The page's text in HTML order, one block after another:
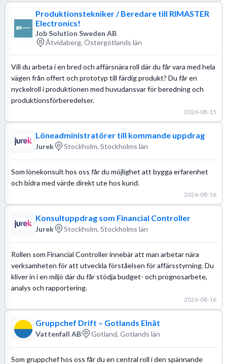
Produktionstekniker / Beredare till RIMASTER
Electronics!
Job Solution Sweden AB
Åtvidaberg, Östergötlands län
Vill du arbeta i en bred och affärsnära roll där du får vara med hela
vägen från offert och prototyp till färdig produkt? Du får en
nyckelroll i produktionen med huvudansvar för beredning och
produktionsförberedelser.
2026-08-15
Löneadministratörer till kommande uppdrag
Jurek Stockholm, Stockholms län
Som lönekonsult hos oss får du möjlighet att bygga erfarenhet
och bidra med värde direkt ute hos kund.
2026-08-16
Konsultuppdrag som Financial Controller
Jurek Stockholm, Stockholms län
Rollen som Financial Controller innebär att man arbetar nära
verksamheten för att utveckla förståelsen för affärsstyrning. Du
kliver in i en miljö där du får stödja budget- och prognosarbete,
analys och rapportering.
2026-08-16
Gruppchef Drift – Gotlands Elnät
Vattenfall AB Gotland, Gotlands län
Som gruppchef hos oss får du en central roll i den spännande